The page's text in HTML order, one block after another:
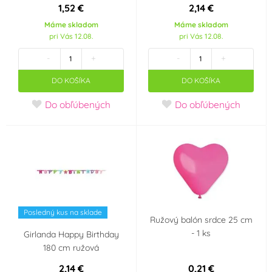
Folat (1) FUNNYFASHN (0)
GoDan (3) Grabo
GUIRCA (1) GUIRMA (0)
KINGOFBAL
(0)
Megabublina (1)
1,52 €
Máme skladom
pri Vás 12.08.
- +
DO KOŠÍKA
Do obľúbených
2,14 €
Máme skladom
pri Vás 12.08.
- +
DO KOŠÍKA
Do obľúbených
Posledný kus na sklade
Girlanda Happy Birthday
180 cm ružová
2,14 €
Ružový balón srdce 25 cm
- 1 ks
0,21 €